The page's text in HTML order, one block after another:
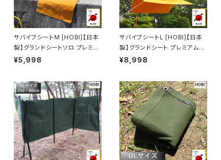
サバイブシートM [HOBI]【日本
製】グランドシートソロ プレミア
ム帆布 強力防水パラフィン加工
焚き火 陣幕 コンパクト アウトド
ア キャンプ レジャー ホビ オリ
ーブドラブ/キャメルオレンジ【M
ADE IN JAPAN】
¥5,998
サバイブシートL [HOBI]【日本
製】グランドシート プレミアム帆
布 強力防水パラフィン加工 [無
焚き火 陣幕 コンパクト アウトド
ア キャンプ レジャー ホビ オリ
ーブドラブ/キャメルオレンジ【M
ADE IN JAPAN】
¥8,998